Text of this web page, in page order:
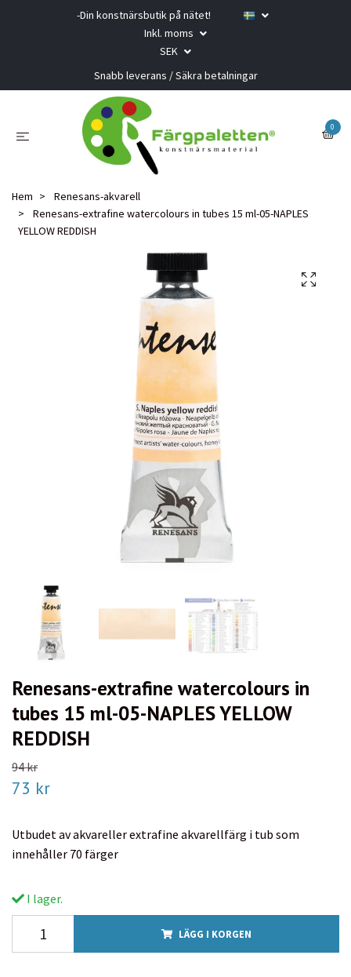
-Din konstnärsbutik på nätet!
Inkl. moms
SEK
Snabb leverans / Säkra betalningar
0
Hem
Renesans-akvarell
Renesans-extrafine watercolours in tubes 15 ml-05-NAPLES
YELLOW REDDISH
Renesans-extrafine watercolours in
tubes 15 ml-05-NAPLES YELLOW
REDDISH
94 kr
73 kr
Utbudet av akvareller extrafine akvarellfärg i tub som
innehåller 70 färger
I lager.
LÄGG I KORGEN